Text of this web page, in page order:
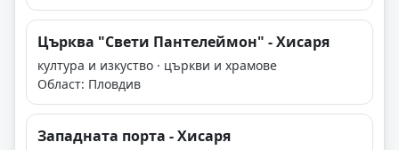
Църква "Свети Пантелеймон" - Хисаря
култура и изкуство · църкви и храмове
Област: Пловдив
Западната порта - Хисаря